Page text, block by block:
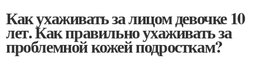
Как ухаживать за лицом девочке 10
лет. Как правильно ухаживать за
проблемной кожей подросткам?